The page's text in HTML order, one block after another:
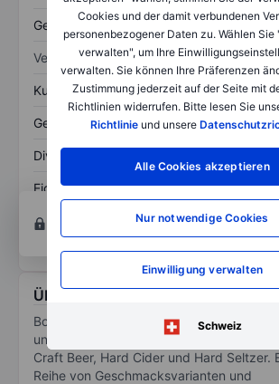
Cookies und der damit verbundenen
personenbezogener Daten zu. Wählen Sie
verwalten", um Ihre
verwalten. Sie können Ihre Präferenzen
Zustimmung jederzeit auf der Seite mit
Richtlinien widerrufen. Bitte lesen Sie
Richtlinieund unsere
Alle Cookies akzeptieren
Nur notwendige Cookies
Einwilligung verwalten
Schweiz
Gesamtschulden XXXXXXX
Verhältnisse
Kurs/Umsatz XXXXXXX
Gewinn je Aktie XXXXXXX
Dividende je Aktie
Eigenkapitalrendite XXXXXXX
Konto eröffnenum Zugriff auf mehr
und Analyse-Tools zu erhalten.
Über Boston Beer Company Inc.
Boston Beer ist führend in U.S. High-
und angrenzenden Kategorien mit
Craft Beer, Hard Cider und Hard Seltzer.
Reihe von Geschmacksvarianten und